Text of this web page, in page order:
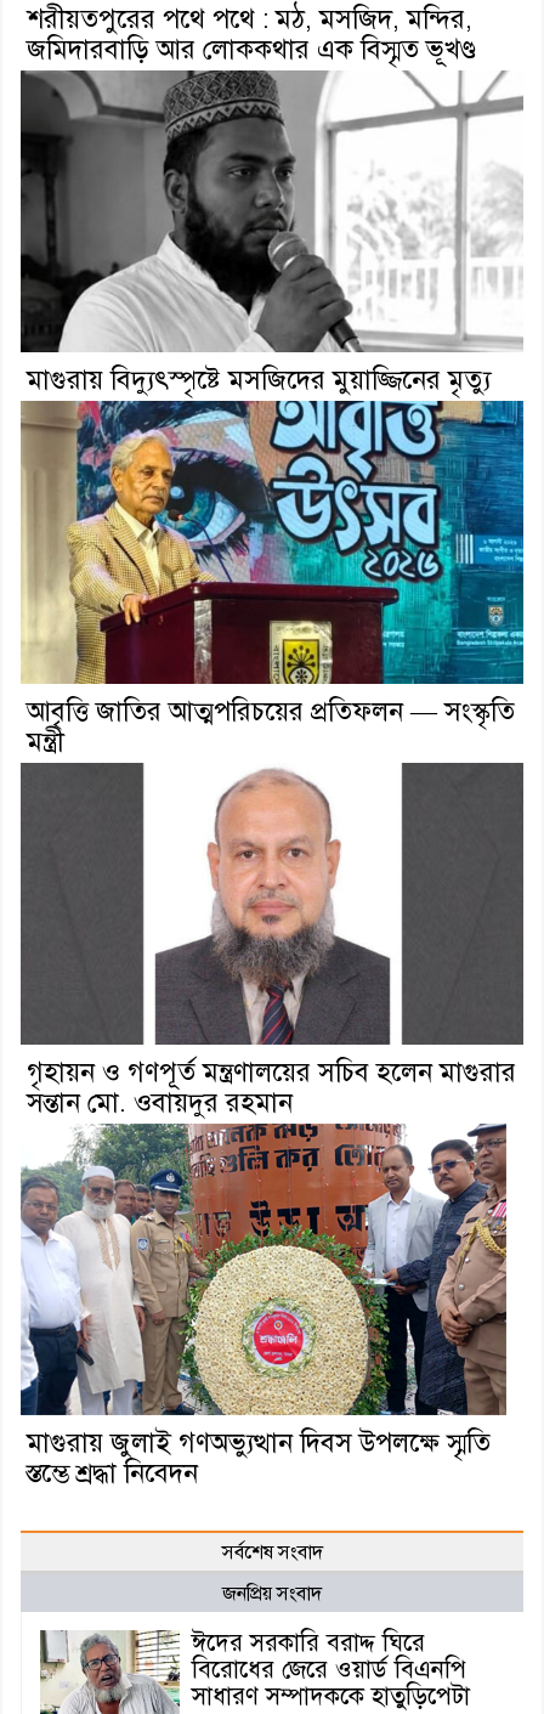
শরীয়তপুরের পথে পথে : মঠ, মসজিদ, মন্দির,
জমিদারবাড়ি আর লোককথার এক বিস্মৃত ভূখণ্ড
মাগুরায় বিদ্যুৎস্পৃষ্টে মসজিদের মুয়াজ্জিনের মৃত্যু
আবৃত্তি জাতির আত্মপরিচয়ের প্রতিফলন — সংস্কৃতি
মন্ত্রী
গৃহায়ন ও গণপূর্ত মন্ত্রণালয়ের সচিব হলেন মাগুরার
সন্তান মো. ওবায়দুর রহমান
মাগুরায় জুলাই গণঅভ্যুত্থান দিবস উপলক্ষে স্মৃতি
স্তম্ভে শ্রদ্ধা নিবেদন
সর্বশেষ সংবাদ
জনপ্রিয় সংবাদ
ঈদের সরকারি বরাদ্দ ঘিরে
বিরোধের জেরে ওয়ার্ড বিএনপি
সাধারণ সম্পাদককে হাতুড়িপেটা